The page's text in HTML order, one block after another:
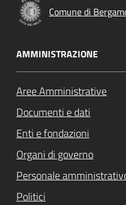
Comune di
AMMINISTRAZIONE
Aree Amministrative
Documenti e dati
Enti e fondazioni
Organi di governo
Personale
Politici